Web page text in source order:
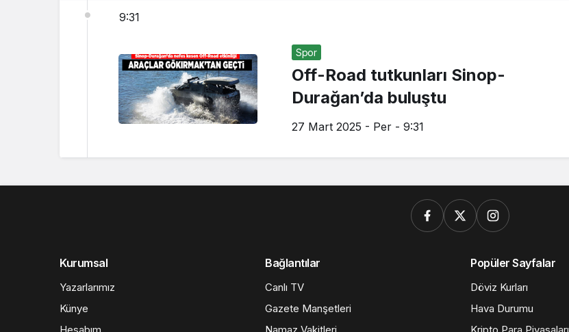
9:31
Spor
Off-Road tutkunları Sinop-
Durağan’da buluştu
27 Mart 2025 - Per - 9:31
Kurumsal
Yazarlarımız
Künye
Bağlantılar
Canlı TV
Gazete Manşetleri
Popüler Sayfalar
Döviz Kurları
Hava Durumu